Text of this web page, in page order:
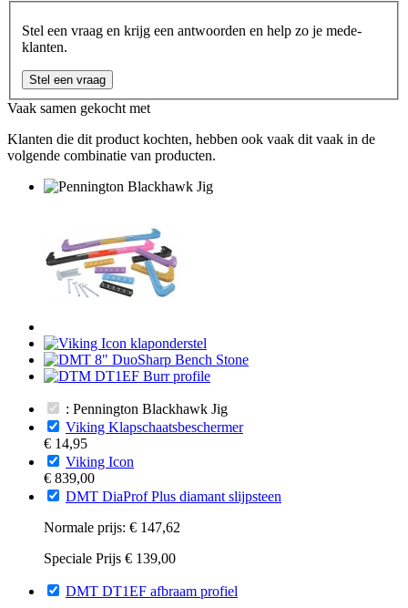
Stel een vraag en krijg een antwoorden en help zo je mede-
klanten.
Stel een vraag
Vaak samen gekocht met
Klanten die dit product kochten, hebben ook vaak dit vaak in de
volgende combinatie van producten.
: Pennington Blackhawk Jig
Viking Klapschaatsbeschermer
€ 14,95
Viking Icon
€ 839,00
DMT DiaProf Plus diamant slijpsteen
Normale prijs: € 147,62
Speciale Prijs € 139,00
DMT DT1EF afbraam profiel